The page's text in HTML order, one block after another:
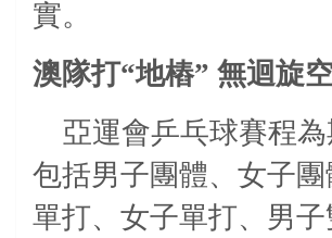
實。
澳隊打“地樁” 無迴旋
亞運會乒乓球賽程為
包括男子團體、女子
單打、女子單打、男